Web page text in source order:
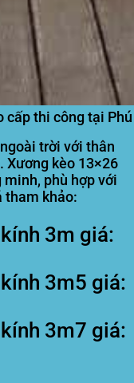
cấp thi công tại
trời với thân
Xương kèo 13×26
phù hợp với
tham khảo:
3m giá:
3m5 giá:
3m7 giá: